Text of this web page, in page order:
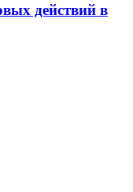
действий в